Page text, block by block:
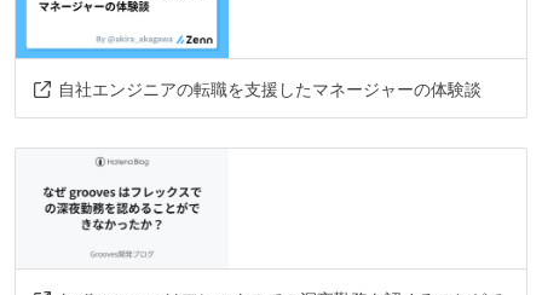
自社エンジニアの転職を支援したマネージャーの体験談